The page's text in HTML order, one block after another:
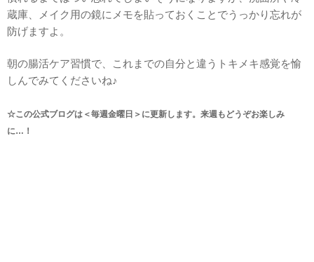
蔵庫、メイク用の鏡にメモを貼っておくことでうっかり忘れが
防げますよ。
朝の腸活ケア習慣で、これまでの自分と違うトキメキ感覚を愉
しんでみてくださいね♪
☆この公式ブログは＜毎週金曜日＞に更新します。来週もどうぞお楽しみ
に…！